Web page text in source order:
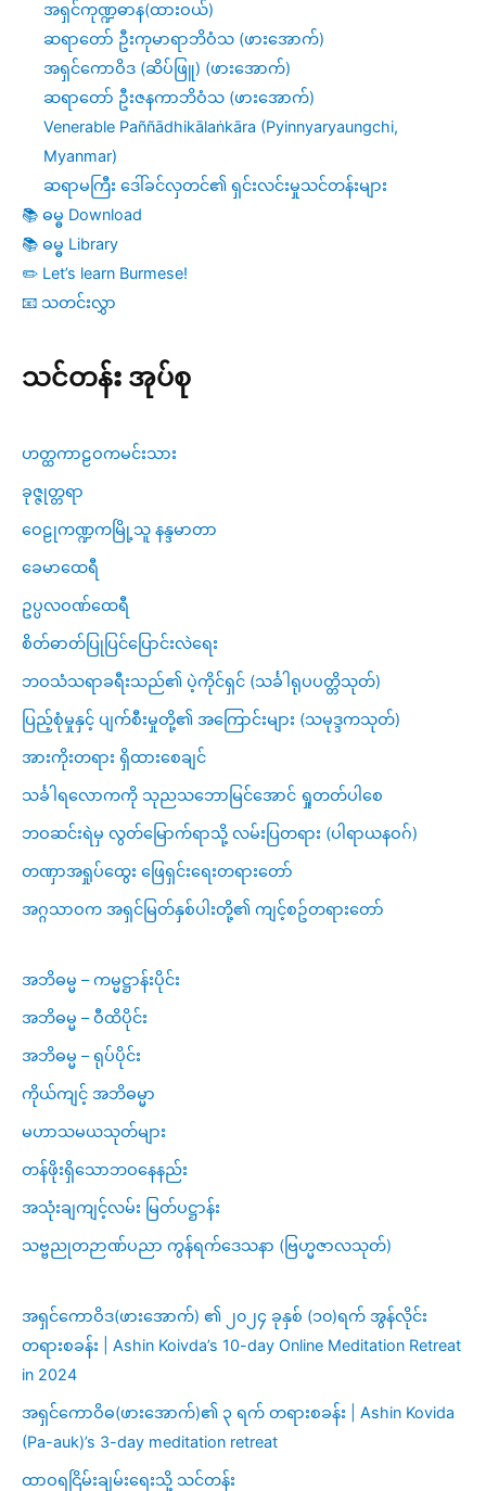
အရှင်ကုဏ္ဍဓာန(ထားဝယ်)
ဆရာတော် ဦးကုမာရာဘိဝံသ (ဖားအောက်)
အရှင်ကောဝိဒ (ဆိပ်ဖြူ) (ဖားအောက်)
ဆရာတော် ဦးဇနကာဘိဝံသ (ဖားအောက်)
Venerable Paññādhikālaṅkāra (Pyinnyaryaungchi,
Myanmar)
ဆရာမကြီး ဒေါ်ခင်လှတင်၏ ရှင်းလင်းမှုသင်တန်းများ
📚 ဓမ္ဓ Download
📚 ဓမ္ဓ Library
✏️ Let’s learn Burmese!
📧 သတင်းလွှာ
သင်တန်း အုပ်စု
ဟတ္ထကာဠဝကမင်းသား
ခုဇ္ဇုတ္တရာ
ဝေဠုကဏ္ဍကမြို့သူ နန္ဒမာတာ
ခေမာထေရီ
ဥပ္ပလဝဏ်ထေရီ
စိတ်ဓာတ်ပြုပြင်ပြောင်းလဲရေး
ဘဝသံသရာခရီးသည်၏ ပဲ့ကိုင်ရှင် (သင်္ခါရုပပတ္တိသုတ်)
ပြည့်စုံမှုနှင့် ပျက်စီးမှုတို့၏ အကြောင်းများ (သမုဒ္ဒကသုတ်)
အားကိုးတရား ရှိထားစေချင်
သင်္ခါရလောကကို သုညသဘောမြင်အောင် ရှုတတ်ပါစေ
ဘဝဆင်းရဲမှ လွတ်မြောက်ရာသို့ လမ်းပြတရား (ပါရာယနဝဂ်)
တဏှာအရှုပ်ထွေး ဖြေရှင်းရေးတရားတော်
အဂ္ဂသာဝက အရှင်မြတ်နှစ်ပါးတို့၏ ကျင့်စဥ်တရားတော်
အဘိဓမ္မ – ကမ္မဋ္ဌာန်းပိုင်း
အဘိဓမ္မ – ဝီထိပိုင်း
အဘိဓမ္မ – ရုပ်ပိုင်း
ကိုယ်ကျင့် အဘိဓမ္မာ
မဟာသမယသုတ်များ
တန်ဖိုးရှိသောဘဝနေနည်း
အသုံးချကျင့်လမ်း မြတ်ပဋ္ဌာန်း
သဗ္ဗညုတဉာဏ်ပညာ ကွန်ရက်ဒေသနာ (ဗြဟ္မဇာလသုတ်)
အရှင်ကောဝိဒ(ဖားအောက်) ၏ ၂၀၂၄ ခုနှစ် (၁၀)ရက် အွန်လိုင်း
တရားစခန်း | Ashin Koivda’s 10-day Online Meditation Retreat
in 2024
အရှင်ကောဝိဓ(ဖားအောက်)၏ ၃ ရက် တရားစခန်း | Ashin Kovida
(Pa-auk)’s 3-day meditation retreat
ထာဝရငြိမ်းချမ်းရေးသို့ သင်တန်း